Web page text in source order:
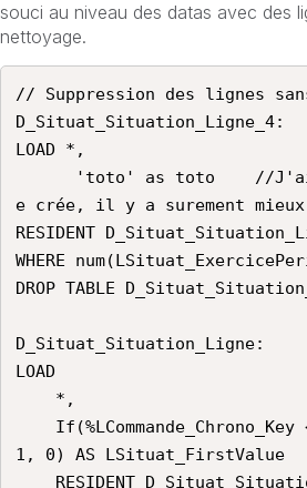
souci au niveau des datas avec des
nettoyage.
// Suppression des lignes
D_Situat_Situation_Ligne_4:
LOAD *,
e crée, il y a surement
RESIDENT
WHERE
DROP TABLE
D_Situat_Situation_Ligne:
LOAD
1, 0) AS LSituat_FirstValue